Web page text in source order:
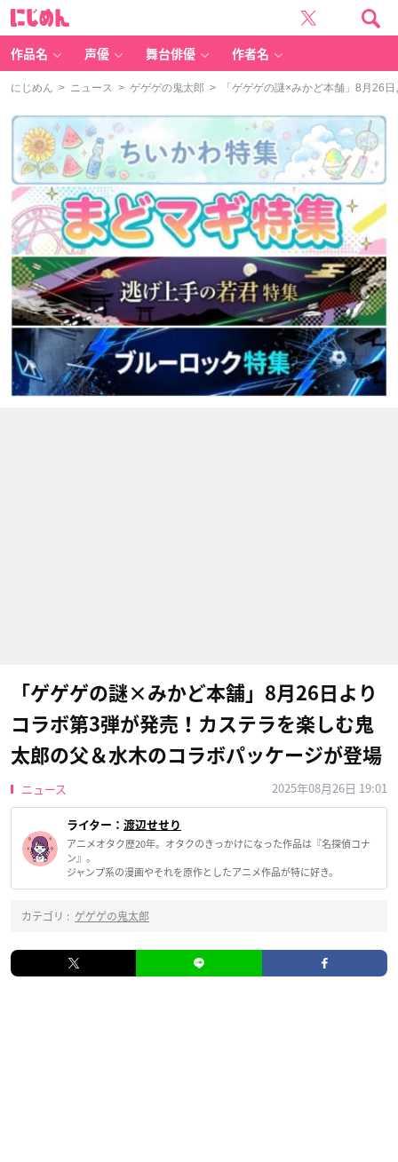
作品名 声優 舞台俳優 作者名
にじめん > ニュース > ゲゲゲの鬼太郎 > 「ゲゲゲの謎×みかど本舗」8月26
「ゲゲゲの謎×みかど本舗」8月26日より
コラボ第3弾が発売！カステラを楽しむ鬼
太郎の父＆水木のコラボパッケージが登場
ニュース 2025年08月26日 19:01
ライター： 渡辺せせり
アニメオタク歴20年。オタクのきっかけになった作品は『名探偵コナ
ン』。
ジャンプ系の漫画やそれを原作としたアニメ作品が特に好き。
カテゴリ : ゲゲゲの鬼太郎